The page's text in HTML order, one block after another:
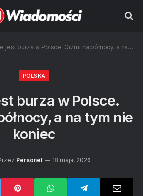
burza w Polsce. Grzmi na północy, a na tym nie koniec
POLSKA
burza w Polsce.
a na tym nie
koniec
Personel 18 maja, 2026